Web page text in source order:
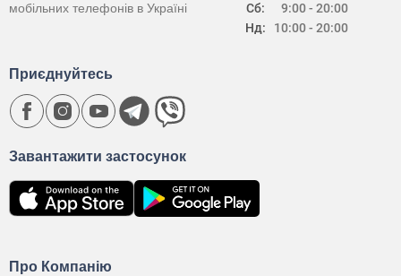
Сб:
Нд:
9:00 - 20:00
10:00 - 20:00
мобільних телефонів в Україні
Про Компанію
Завантажити застосунок
Приєднуйтесь